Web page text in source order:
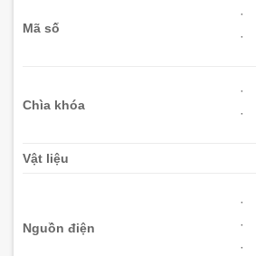
Mã số
·
·
Chìa khóa
·
·
Vật liệu
Nguồn điện
·
·
·